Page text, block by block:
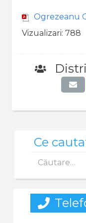
Ogrezeanu
Vizualizari: 788
Ce
după: